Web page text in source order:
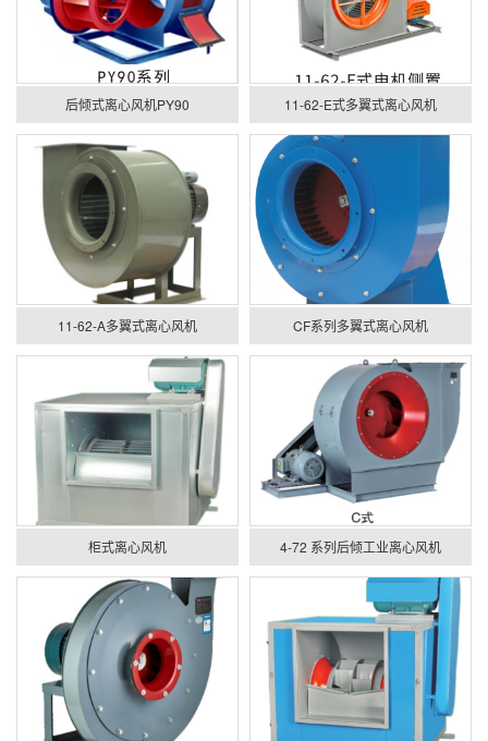
后倾式离心风机PY90 11-62-E式多翼式离心风机
11-62-A多翼式离心风机 CF系列多翼式离心风机
柜式离心风机 4-72 系列后倾工业离心风机